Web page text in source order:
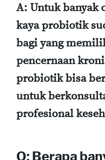
A: Untuk banyak
kaya probiotik
bagi yang
pencernaan
probiotik bisa
untuk
profesional
Q: Berapa